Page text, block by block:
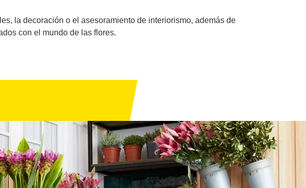
la decoración o el asesoramiento de interiorismo, además de
con el mundo de las flores.